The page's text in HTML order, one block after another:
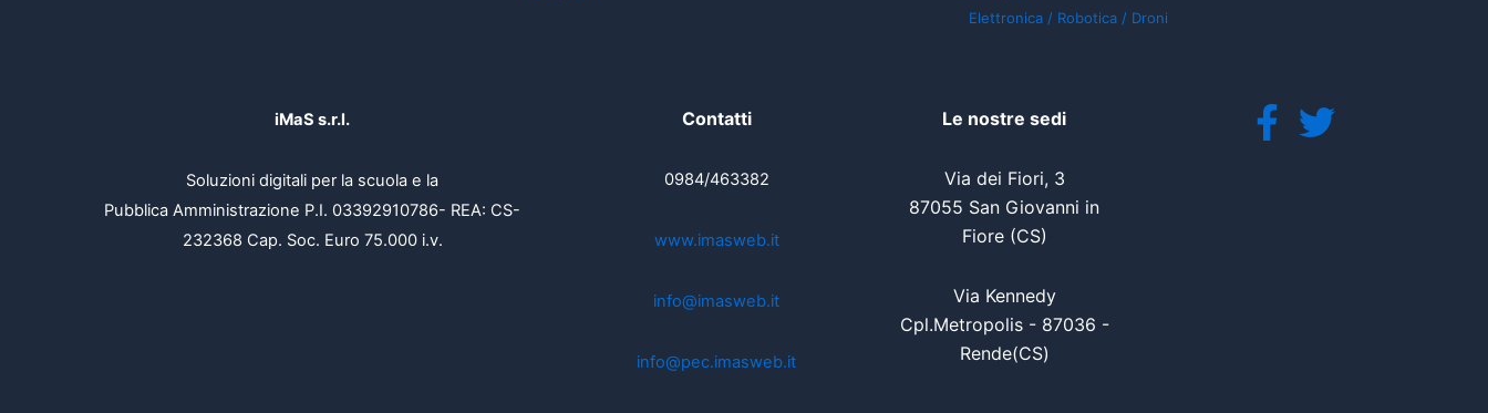
Elettronica / Robotica / Droni
iMaS s.r.l.
Soluzioni digitali per la scuola e la
Pubblica Amministrazione P.I. 03392910786- REA: CS-
232368 Cap. Soc. Euro 75.000 i.v.
Contatti
0984/463382
www.imasweb.it
info@imasweb.it
info@pec.imasweb.it
Le nostre sedi
Via dei Fiori, 3
87055 San Giovanni in
Fiore (CS)
Via Kennedy
Cpl.Metropolis - 87036 -
Rende(CS)